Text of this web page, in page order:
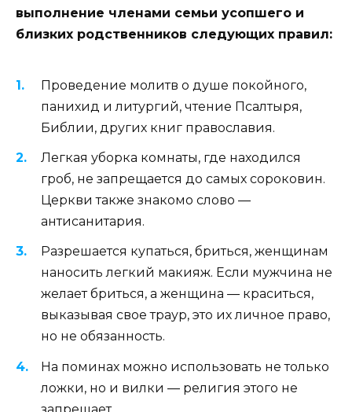
выполнение членами семьи усопшего и
близких родственников следующих правил:
Проведение молитв о душе покойного,
панихид и литургий, чтение Псалтыря,
Библии, других книг православия.
Легкая уборка комнаты, где находился
гроб, не запрещается до самых сороковин.
Церкви также знакомо слово ―
антисанитария.
Разрешается купаться, бриться, женщинам
наносить легкий макияж. Если мужчина не
желает бриться, а женщина ― краситься,
выказывая свое траур, это их личное право,
но не обязанность.
На поминах можно использовать не только
ложки, но и вилки ― религия этого не
запрещает.